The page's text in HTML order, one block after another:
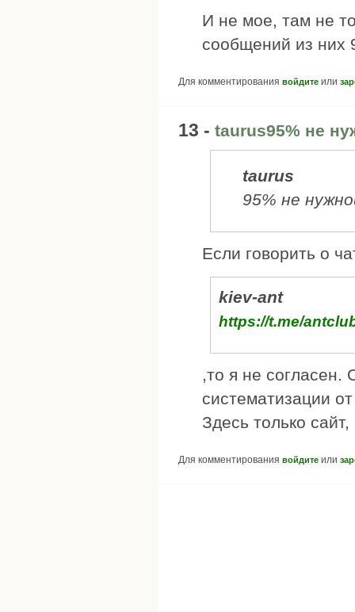
И не мое, там не
сообщений из них
Для комментирования войдите или
13 - taurus95% не
taurus
95% не
Если говорить о
kiev-ant
https://t.me/
,то я не
систематизации
Здесь только
Для комментирования войдите или